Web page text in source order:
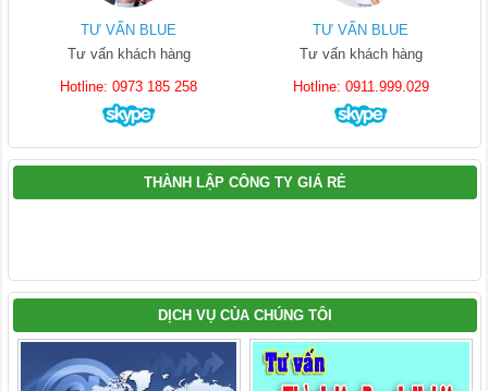
TƯ VẤN BLUE
Tư vấn khách hàng
Hotline: 0973 185 258
TƯ VẤN BLUE
Tư vấn khách hàng
Hotline: 0911.999.029
THÀNH LẬP CÔNG TY GIÁ RẺ
DỊCH VỤ CỦA CHÚNG TÔI